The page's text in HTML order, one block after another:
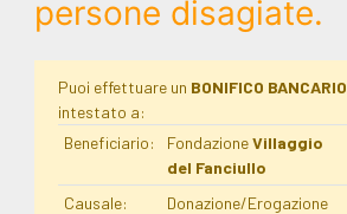
persone disagiate.
Puoi effettuare un BONIFICO BANCARIO
intestato a:
Beneficiario:
FondazioneVillaggio
del Fanciullo
Causale:
Donazione/Erogazione